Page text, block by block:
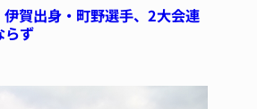
賀出身・町野選手、2大会連
らず